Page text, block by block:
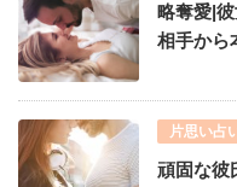
略奪愛|
相手から
片思い占
頑固な彼